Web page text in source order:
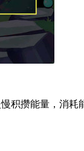
积攒能量，消